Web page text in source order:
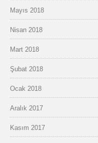
Mayıs 2018
Nisan 2018
Mart 2018
Şubat 2018
Ocak 2018
Aralık 2017
Kasım 2017